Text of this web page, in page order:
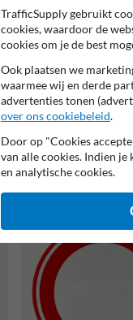
TrafficSupply gebruikt
cookies, waardoor de
cookies om je de best
Ook plaatsen we
waarmee wij en derde
advertenties tonen
over ons cookiebeleid.
Door op "Cookies
van alle cookies. Indien je
en analytische cookies.